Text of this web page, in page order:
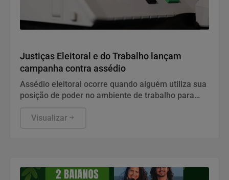
Justiças Eleitoral e do Trabalho lançam
campanha contra assédio
Assédio eleitoral ocorre quando alguém utiliza sua
posição de poder no ambiente de trabalho para
trabalhadores a votar, deixar de votar ou apoiar
Visualizar